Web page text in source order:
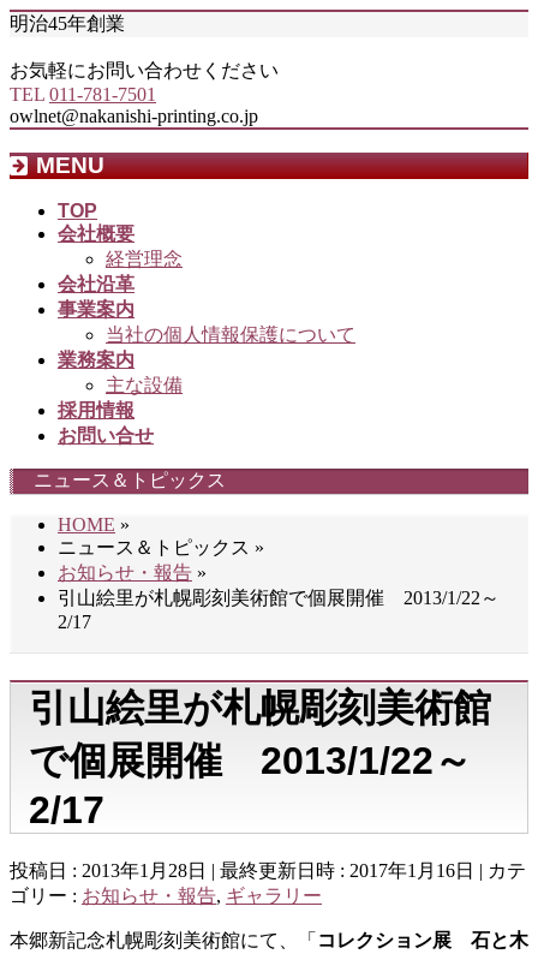
明治45年創業
お気軽にお問い合わせください
TEL 011-781-7501
owlnet@nakanishi-printing.co.jp
MENU
TOP
会社概要
経営理念
会社沿革
事業案内
当社の個人情報保護について
業務案内
主な設備
採用情報
お問い合せ
ニュース＆トピックス
HOME »
ニュース＆トピックス »
お知らせ・報告 »
引山絵里が札幌彫刻美術館で個展開催 2013/1/22～
2/17
引山絵里が札幌彫刻美術館
で個展開催 2013/1/22～
2/17
投稿日 : 2013年1月28日 最終更新日時 : 2017年1月16日
カテ
ゴリー : お知らせ・報告, ギャラリー
本郷新記念札幌彫刻美術館にて、「 コレクション展 石と木